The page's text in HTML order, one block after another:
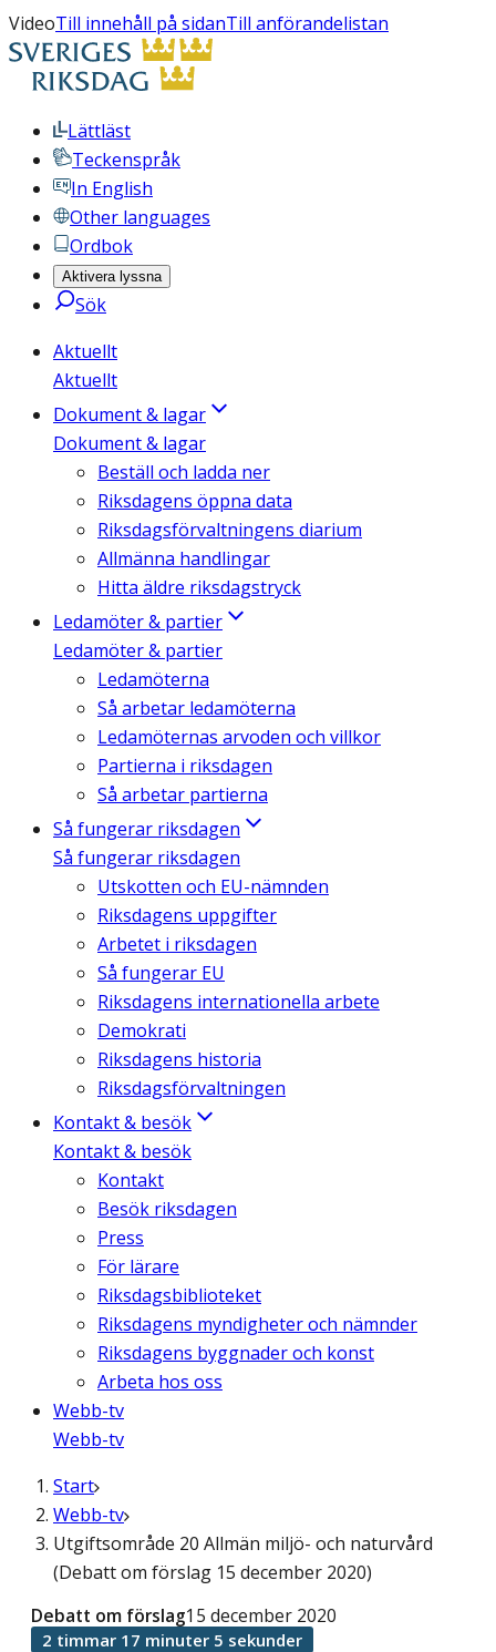
VideoTill innehåll på sidanTill anförandelistan
Lättläst
Teckenspråk
In English
Other languages
Ordbok
Aktivera lyssna
Sök
Aktuellt
Aktuellt
Dokument & lagar
Dokument & lagar
Beställ och ladda ner
Riksdagens öppna data
Riksdagsförvaltningens diarium
Allmänna handlingar
Hitta äldre riksdagstryck
Ledamöter & partier
Ledamöter & partier
Ledamöterna
Så arbetar ledamöterna
Ledamöternas arvoden och villkor
Partierna i riksdagen
Så arbetar partierna
Så fungerar riksdagen
Så fungerar riksdagen
Utskotten och EU-nämnden
Riksdagens uppgifter
Arbetet i riksdagen
Så fungerar EU
Riksdagens internationella arbete
Demokrati
Riksdagens historia
Riksdagsförvaltningen
Kontakt & besök
Kontakt & besök
Kontakt
Besök riksdagen
Press
För lärare
Riksdagsbiblioteket
Riksdagens myndigheter och nämnder
Riksdagens byggnader och konst
Arbeta hos oss
Webb-tv
Webb-tv
Start
Webb-tv
Utgiftsområde 20 Allmän miljö- och naturvård
(Debatt om förslag 15 december 2020)
Debatt om förslag15 december 2020
2 timmar 17 minuter 5 sekunder